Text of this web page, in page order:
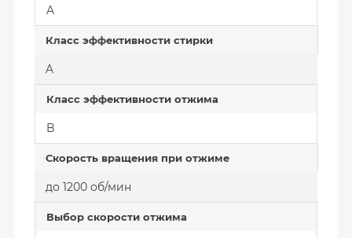
A
Класс эффективности стирки
A
Класс эффективности отжима
B
Скорость вращения при отжиме
до 1200 об/мин
Выбор скорости отжима